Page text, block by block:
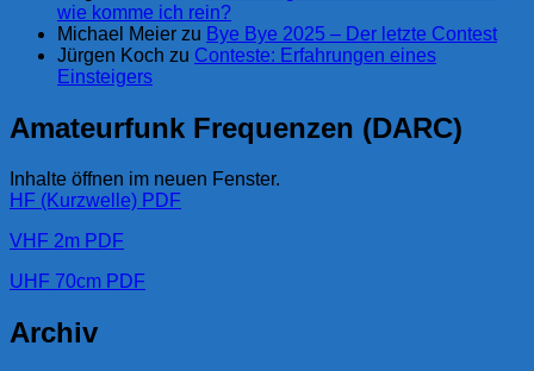
wie komme ich rein?
Michael Meier zu Bye Bye 2025 – Der letzte Contest
Jürgen Koch zu Conteste: Erfahrungen eines
Einsteigers
Amateurfunk Frequenzen (DARC)
Inhalte öffnen im neuen Fenster.
HF (Kurzwelle) PDF
VHF 2m PDF
UHF 70cm PDF
Archiv